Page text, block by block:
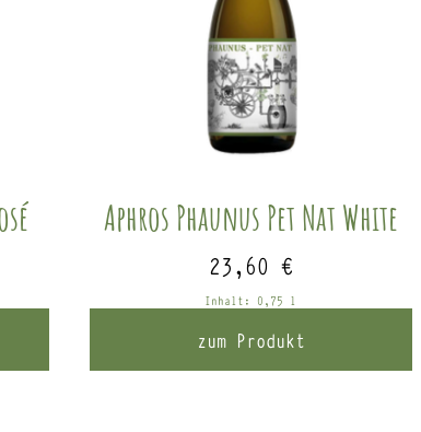
Aphros Phaunus Pet Nat White
23,60 €
Inhalt: 0,75 l
zum Produkt